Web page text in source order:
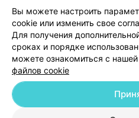
Обработка
© 2026 ООО «Артокс Лаб», УНП
Вы можете настроить
cookie или изменить свое
Для получения
сроках и порядке
можете ознакомиться с нашей
файлов cookie